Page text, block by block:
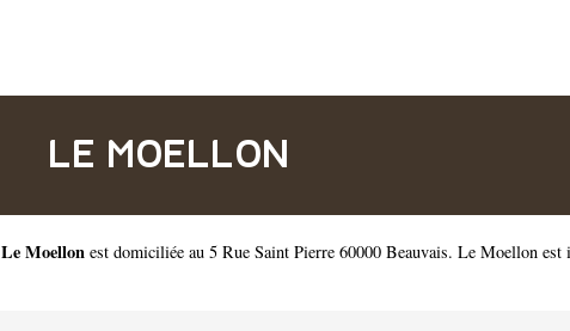
LE MOELLON
Le Moellon est domiciliée au 5 Rue Saint Pierre 60000 Beauvais. Le Moellon